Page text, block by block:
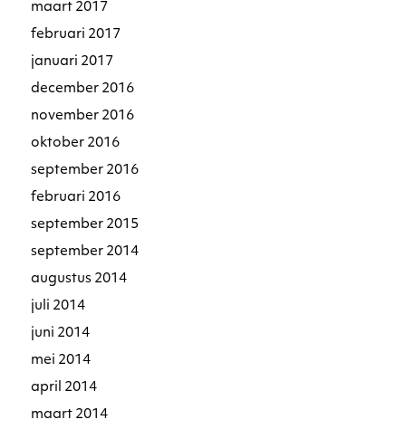
maart 2017
februari 2017
januari 2017
december 2016
november 2016
oktober 2016
september 2016
februari 2016
september 2015
september 2014
augustus 2014
juli 2014
juni 2014
mei 2014
april 2014
maart 2014